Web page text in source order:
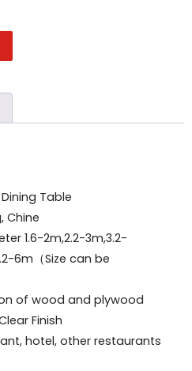
Dining Table
Chine
1.6-2m,2.2-3m,3.2-
6m（Size can be
of wood and plywood
Finish
hotel, other restaurants